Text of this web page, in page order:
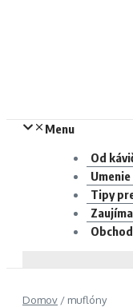
Menu
Od
Tipy
Domov / muflóny